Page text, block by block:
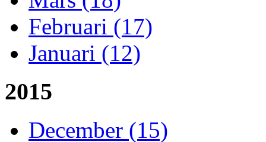
Februari (17)
Januari (12)
2015
December (15)